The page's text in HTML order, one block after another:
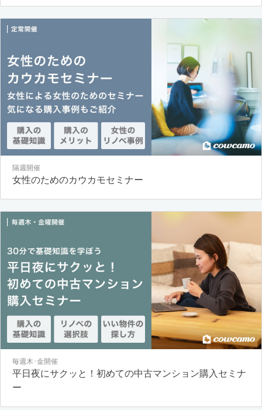
隔週開催
女性のためのカウカモセミナー
毎週木･金開催
平日夜にサクッと！初めての中古マンション購入セミナ
ー